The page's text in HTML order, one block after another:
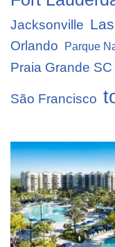
Jacksonville
Orlando Parque
Praia Grande SC
São Francisco